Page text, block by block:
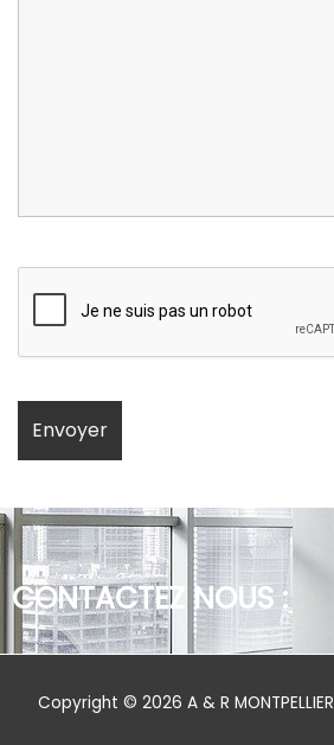
CONTACTEZ NOUS :
Copyright © 2026 A & R MONTPELLIER